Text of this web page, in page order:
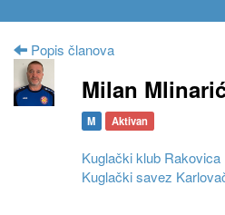
Popis članova
Milan
M Aktivan
Kuglački klub Rakovica
Kuglački savez